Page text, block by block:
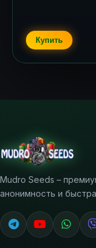
Купить
Mudro Seeds –
анонимность и